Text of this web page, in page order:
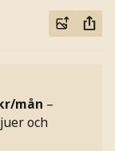
mån –
och